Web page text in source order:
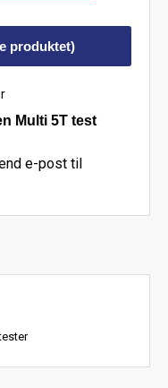
produktet)
Multi 5T test
e-post til